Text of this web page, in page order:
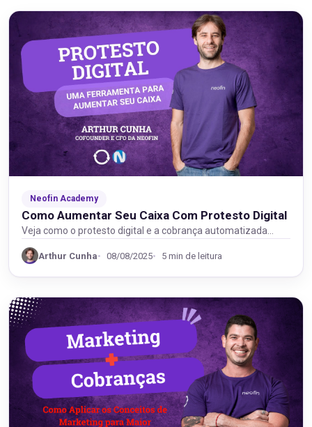
Neofin Academy
Como Aumentar Seu Caixa Com Protesto Digital
Veja como o protesto digital e a cobrança automatizada
acelera recebimentos, otimiza seu caixa e fortalece…
Arthur Cunha 08/08/2025 5 min de leitura